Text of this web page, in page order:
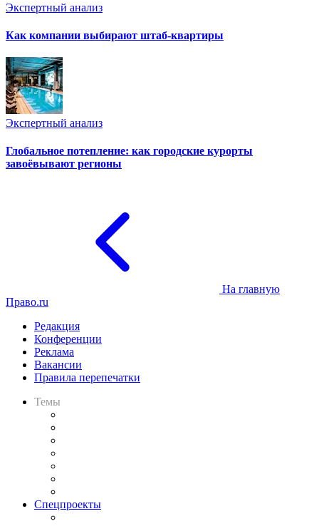
Экспертный анализ
Как компании выбирают штаб-квартиры
Экспертный анализ
Глобальное потепление: как городские курорты
завоёвывают регионы
На главную
Право.ru
Редакция
Конференции
Реклама
Вакансии
Правила перепечатки
Темы
Спецпроекты